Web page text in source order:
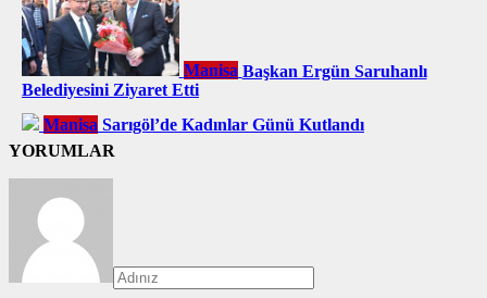
Manisa Başkan Ergün Saruhanlı
Belediyesini Ziyaret Etti
Manisa Sarıgöl’de Kadınlar Günü Kutlandı
YORUMLAR